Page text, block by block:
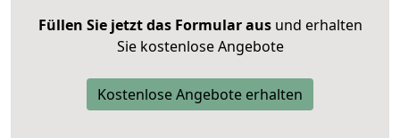
Füllen Sie jetzt das Formular ausund erhalten
Sie kostenlose Angebote
Kostenlose Angebote erhalten